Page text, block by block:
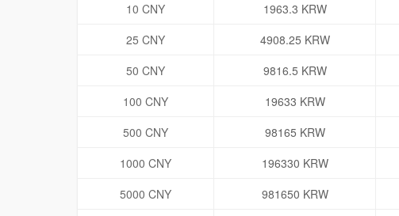
10 CNY
1963.3 KRW
25 CNY
4908.25 KRW
50 CNY
9816.5 KRW
100 CNY
19633 KRW
500 CNY
98165 KRW
1000 CNY
196330 KRW
5000 CNY
981650 KRW